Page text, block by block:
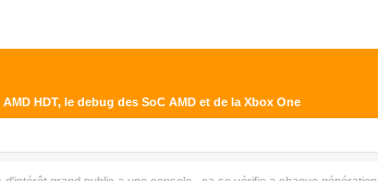
HDT, le debug des SoC AMD et de la Xbox One